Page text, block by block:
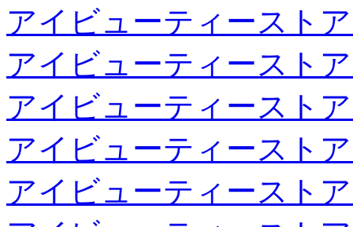
アイビューティースト
アイビューティースト
アイビューティースト
アイビューティースト
アイビューティースト